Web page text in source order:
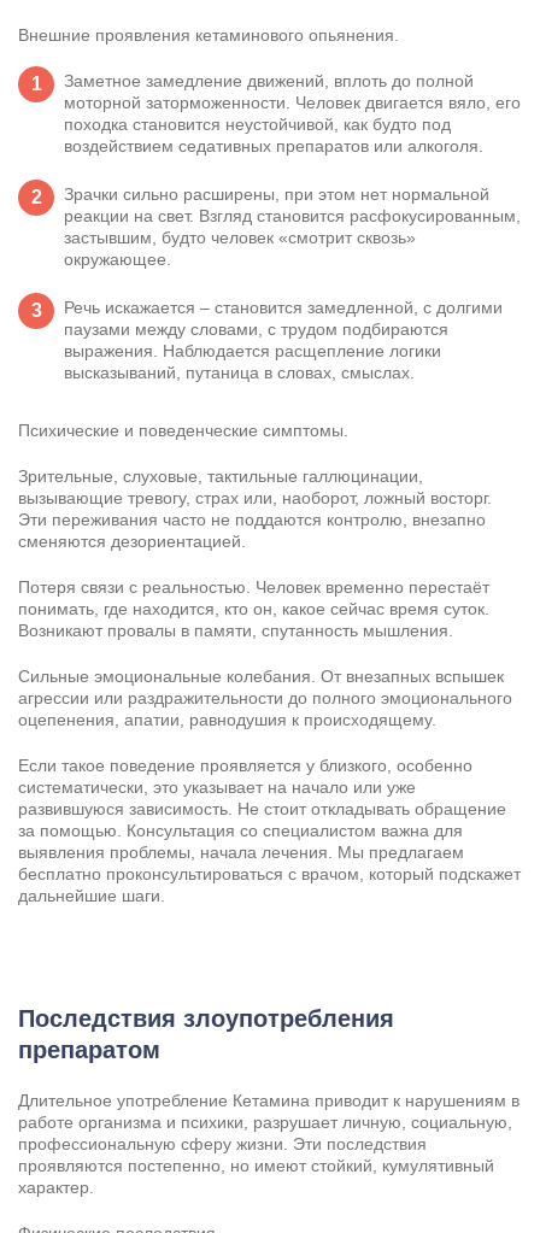
Внешние проявления кетаминового опьянения.
Заметное замедление движений, вплоть до полной
моторной заторможенности. Человек двигается вяло, его
походка становится неустойчивой, как будто под
воздействием седативных препаратов или алкоголя.
Зрачки сильно расширены, при этом нет нормальной
реакции на свет. Взгляд становится расфокусированным,
застывшим, будто человек «смотрит сквозь»
окружающее.
Речь искажается – становится замедленной, с долгими
паузами между словами, с трудом подбираются
выражения. Наблюдается расщепление логики
высказываний, путаница в словах, смыслах.
Психические и поведенческие симптомы.
Зрительные, слуховые, тактильные галлюцинации,
вызывающие тревогу, страх или, наоборот, ложный восторг.
Эти переживания часто не поддаются контролю, внезапно
сменяются дезориентацией.
Потеря связи с реальностью. Человек временно перестаёт
понимать, где находится, кто он, какое сейчас время суток.
Возникают провалы в памяти, спутанность мышления.
Сильные эмоциональные колебания. От внезапных вспышек
агрессии или раздражительности до полного эмоционального
оцепенения, апатии, равнодушия к происходящему.
Если такое поведение проявляется у близкого, особенно
систематически, это указывает на начало или уже
развившуюся зависимость. Не стоит откладывать обращение
за помощью. Консультация со специалистом важна для
выявления проблемы, начала лечения. Мы предлагаем
бесплатно проконсультироваться с врачом, который подскажет
дальнейшие шаги.
Последствия злоупотребления
препаратом
Длительное употребление Кетамина приводит к нарушениям в
работе организма и психики, разрушает личную, социальную,
профессиональную сферу жизни. Эти последствия
проявляются постепенно, но имеют стойкий, кумулятивный
характер.
Бесплатная консультация
Оставьте данные и мы вам перезвоним!
Задать вопрос
Задайте свой вопрос и мы ответим вам